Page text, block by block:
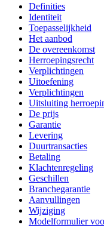
Definities
Identiteit
Toepasselijkheid
Het aanbod
De overeenkomst
Herroepingsrecht
Verplichtingen
Uitoefening
Verplichtingen
Uitsluiting
De prijs
Garantie
Levering
Duurtransacties
Betaling
Klachtenregeling
Geschillen
Branchegarantie
Aanvullingen
Wijziging
Modelformulier